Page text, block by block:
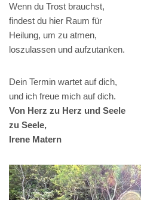
Wenn du Trost brauchst,
findest du hier Raum für
Heilung, um zu atmen,
loszulassen und aufzutanken.
Dein Termin wartet auf dich,
und ich freue mich auf dich.
Von Herz zu Herz und Seele
zu Seele,
Irene Matern